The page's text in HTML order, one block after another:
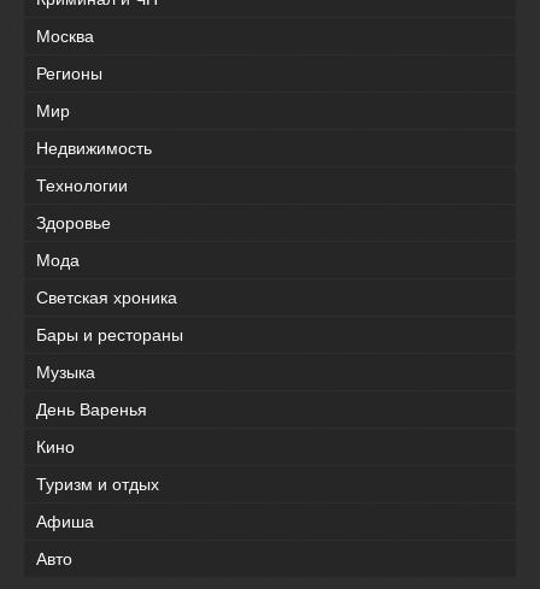
Москва
Регионы
Мир
Недвижимость
Технологии
Здоровье
Мода
Светская хроника
Бары и рестораны
Музыка
День Варенья
Кино
Туризм и отдых
Афиша
Авто